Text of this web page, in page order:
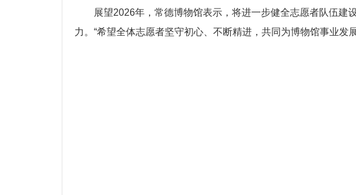
展望2026年，常德博物馆表示，将进一步健全志愿者队伍
力。“希望全体志愿者坚守初心、不断精进，共同为博物馆事业发